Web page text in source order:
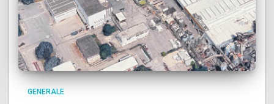
GENERALE